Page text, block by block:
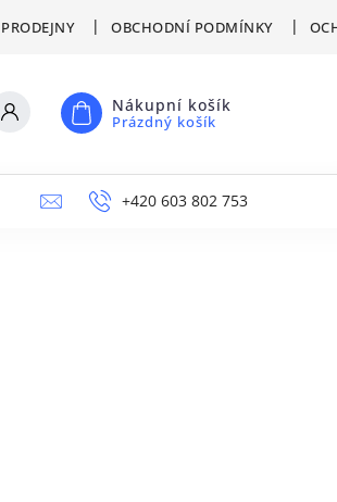
PRODEJNY OBCHODNÍ PODMÍNKY
Nákupní košík
Prázdný košík
VÝPRODEJ NAPIŠTE NÁM
+420 603 802 753